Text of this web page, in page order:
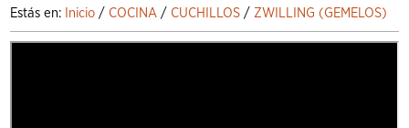
Estás en: Inicio /COCINA /CUCHILLOS / ZWILLING (GEMELOS)